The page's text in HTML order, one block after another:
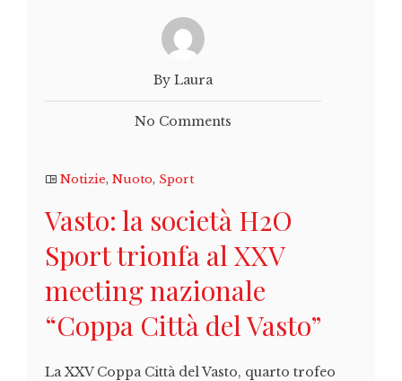
By Laura
No Comments
Notizie, Nuoto, Sport
Vasto: la società H2O
Sport trionfa al XXV
meeting nazionale
“Coppa Città del Vasto”
La XXV Coppa Città del Vasto, quarto trofeo